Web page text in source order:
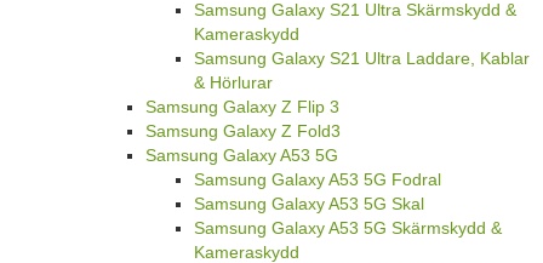
Samsung Galaxy S21 Ultra Skärmskydd &
Kameraskydd
Samsung Galaxy S21 Ultra Laddare, Kablar
& Hörlurar
Samsung Galaxy Z Flip 3
Samsung Galaxy Z Fold3
Samsung Galaxy A53 5G
Samsung Galaxy A53 5G Fodral
Samsung Galaxy A53 5G Skal
Samsung Galaxy A53 5G Skärmskydd &
Kameraskydd